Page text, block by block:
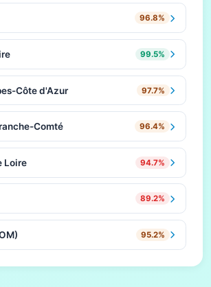
96.8%
99.5%
Côte d'Azur 97.7%
Comté 96.4%
Loire 94.7%
89.2%
95.2%